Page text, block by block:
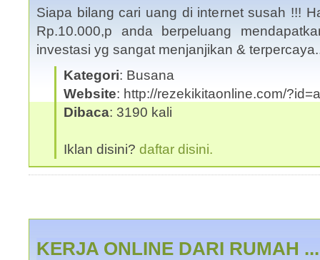
Siapa bilang cari uang di internet susah !!!
Rp.10.000,p anda berpeluang
investasi yg sangat menjanjikan &
Kategori: Busana
Website: http://rezekikitaonline.com/
Dibaca: 3190 kali
Iklan disini? daftar disini.
KERJA ONLINE DARI RUMAH